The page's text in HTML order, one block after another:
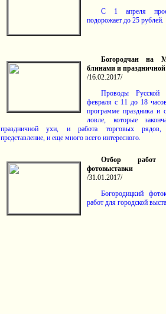
С 1 апреля
подорожает до 25 рублей.
Богородчан на
блинами и праздничной
/16.02.2017/
Проводы Русской
февраля с 11 до 18
программе праздника и
ловле, которые
праздничной ухи, и работа торговых рядов,
представление, и еще много всего интересного.
Отбор работ
фотовыставки
/31.01.2017/
Богородицкий
работ для городской